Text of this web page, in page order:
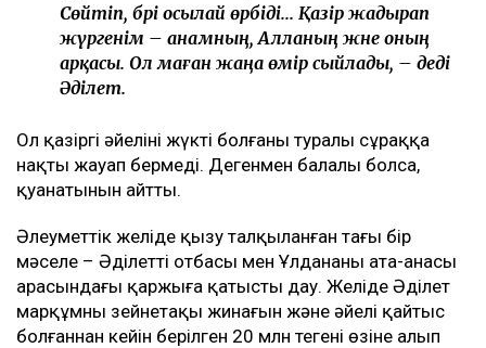
Сөйтіп, бәрі осылай өрбіді... Қазір жадырап
жүргенім – анамның, Алланың және оның
арқасы. Ол маған жаңа өмір сыйлады, – деді
Әділет.
Ол қазіргі әйелінің жүкті болғаны туралы сұраққа
нақты жауап бермеді. Дегенмен балалы болса,
қуанатынын айтты.
Әлеуметтік желіде қызу талқыланған тағы бір
мәселе – Әділеттің отбасы мен Ұлдананың ата-анасы
арасындағы қаржыға қатысты дау. Желіде Әділет
марқұмның зейнетақы жинағын және әйелі қайтыс
болғаннан кейін берілген 20 млн теңгені өзіне алып